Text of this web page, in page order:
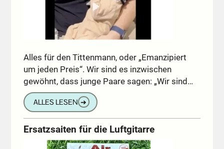
Alles für den Tittenmann, oder „Emanzipiert
um jeden Preis“. Wir sind es inzwischen
gewöhnt, dass junge Paare sagen: „Wir sind…
ALLES LESEN ➔
Ersatzsaiten für die Luftgitarre